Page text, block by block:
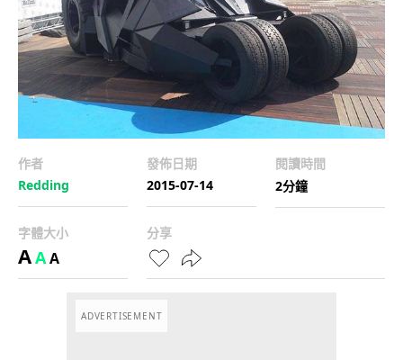
作者
Redding
發佈日期
2015-07-14
閱讀時間
2分鐘
字體大小
AAA
分享
ADVERTISEMENT